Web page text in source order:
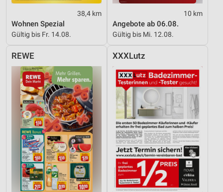
38,4 km
Wohnen Spezial
Gültig bis Fr. 14.08.
10 km
Angebote ab 06.08.
Gültig bis Mi. 12.08.
REWE XXXLutz
Messung der Werbeleistung
Messung der Performance von Inhalten
Analyse von Zielgruppen durch Statistiken oder
Kombinationen von Daten aus verschiedenen
Quellen
Entwicklung und Verbesserung der Angebote
Verwendung reduzierter Daten zur Auswahl von
Inhalten
IAB-Besonderheiten:
Verwendung genauer Standortdaten
Geräte anhand von aktiv angeforderten
Informationen identifizieren